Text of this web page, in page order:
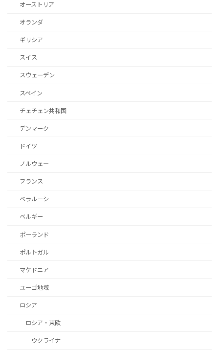
オーストリア
オランダ
ギリシア
スイス
スウェーデン
スペイン
チェチェン共和国
デンマーク
ドイツ
ノルウェー
フランス
ベラルーシ
ベルギー
ポーランド
ポルトガル
マケドニア
ユーゴ地域
ロシア
ロシア・東欧
ウクライナ